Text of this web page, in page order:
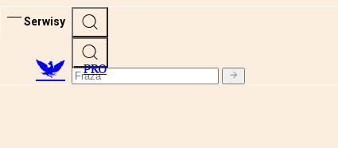
Serwisy
PRO